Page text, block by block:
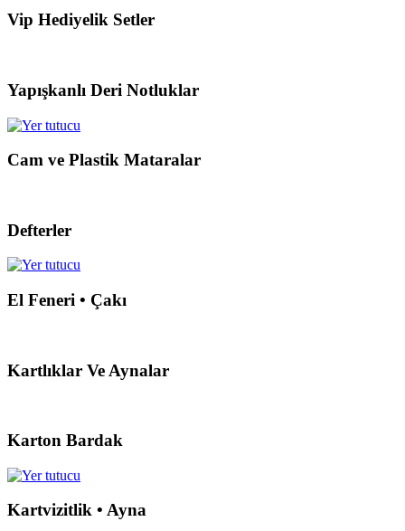
Vip Hediyelik Setler
Yapışkanlı Deri Notluklar
Cam ve Plastik Mataralar
Defterler
El Feneri • Çakı
Kartlıklar Ve Aynalar
Karton Bardak
Kartvizitlik • Ayna